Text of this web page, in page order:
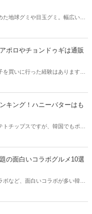
地球グミや目玉グミ。幅広い世
ポロやチョンドゥギは通販
を買いに行った経験はあります
します♪
キング！ハニーバターはも
チップスですが、韓国でもポテ
いきましょう。
の面白いコラボグルメ10選
ボなど、面白いコラボが多い韓